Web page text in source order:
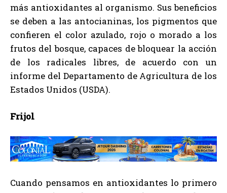
más antioxidantes al organismo. Sus beneficios
se deben a las antocianinas, los pigmentos que
confieren el color azulado, rojo o morado a los
frutos del bosque, capaces de bloquear la acción
de los radicales libres, de acuerdo con un
informe del Departamento de Agricultura de los
Estados Unidos (USDA).
Frijol
Cuando pensamos en antioxidantes lo primero